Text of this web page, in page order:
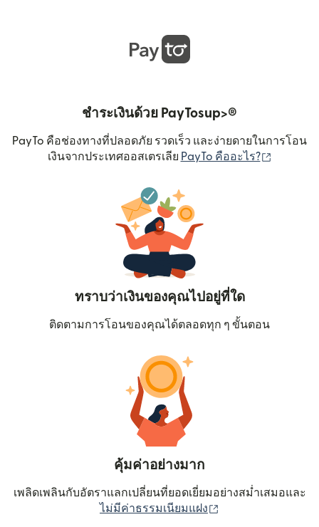
ชำระเงินด้วย PayTosup>®
PayTo คือช่องทางที่ปลอดภัย รวดเร็ว และง่ายดายในการโอน
เงินจากประเทศออสเตรเลีย PayTo คืออะไร?
ทราบว่าเงินของคุณไปอยู่ที่ใด
ติดตามการโอนของคุณได้ตลอดทุก ๆ ขั้นตอน
คุ้มค่าอย่างมาก
เพลิดเพลินกับอัตราแลกเปลี่ยนที่ยอดเยี่ยมอย่างสม่ำเสมอและ
ไม่มีค่าธรรมเนียมแฝง